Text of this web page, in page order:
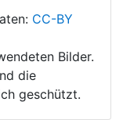
CC-BY
Bilder.
die
geschützt.